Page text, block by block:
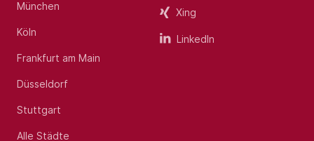
München
Köln
Frankfurt am Main
Düsseldorf
Stuttgart
Alle Städte
Xing
LinkedIn